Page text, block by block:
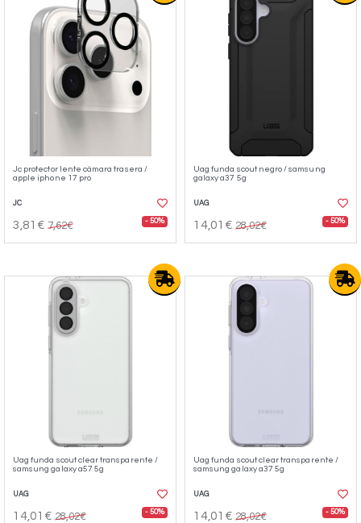
Jc protector lente cámara trasera /
apple iphone 17 pro
JC
3,81€ 7,62€ - 50%
Uag funda scout negro / samsung
galaxy a37 5g
UAG
14,01€ 28,02€ - 50%
Uag funda scout clear transparente /
samsung galaxy a57 5g
UAG
14,01€ 28,02€ - 50%
Uag funda scout clear transparente /
samsung galaxy a37 5g
UAG
14,01€ 28,02€ - 50%